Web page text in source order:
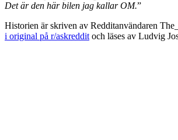
Det är den här bilen jag kallar OM.”
Historien är skriven av Redditanvändaren
i original på r/askreddit och läses av Ludvig